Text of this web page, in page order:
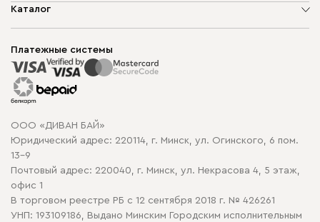
О компании
Способы оплаты
Рассрочка и кредит
Гарантия
Карта сайта
Политика конфиденциальности
Политика в отношении обработки cookie
Каталог
Корпусная мебель
Распродажа мебели
Платежные системы
ООО «ДИВАН БАЙ»
Юридический адрес: 220114, г. Минск, ул. Огинского, 6 пом.
13-9
Почтовый адрес: 220040, г. Минск, ул. Некрасова 4, 5 этаж,
офис 1
В торговом реестре РБ с 12 сентября 2018 г. № 426261
УНП: 193109186, Выдано Минским Городским исполнительным